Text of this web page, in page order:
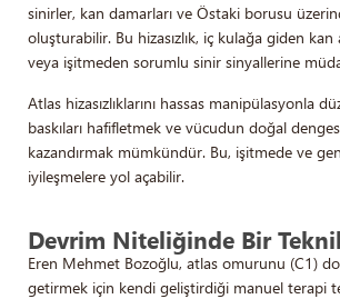
sinirler, kan damarları ve Östaki borusu
oluşturabilir. Bu hizasızlık, iç kulağa giden kan
veya işitmeden sorumlu sinir sinyallerine
Atlas hizasızlıklarını hassas manipülasyonla
baskıları hafifletmek ve vücudun doğal
kazandırmak mümkündür. Bu, işitmede ve
iyileşmelere yol açabilir.
Devrim Niteliğinde Bir
Eren Mehmet Bozoğlu, atlas omurunu (C1)
getirmek için kendi geliştirdiği manuel terapi